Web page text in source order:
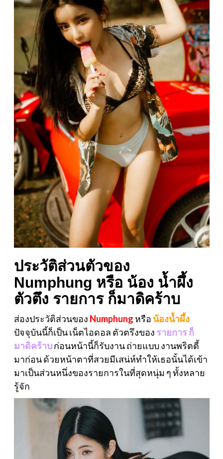
ประวัติส่วนตัวของ
Numphung หรือ น้อง น้ำผึ้ง
ตัวตึง รายการ ก็มาดิคร้าบ
ส่องประวัติส่วนของ Numphung หรือ น้องน้ำผึ้ง
ปัจจุบันนี้ก็เป็น เน็ตไอดอล ตัวตรึงของ รายการ ก็
มาดิคร้าบก่อนหน้านี้ก็รับงาน ถ่ายแบบ งานพริตตี้
มาก่อน ด้วยหน้าตาที่สวยมีเสน่ห์ทำให้เธอนั้นได้เข้า
มาเป็นส่วนหนึ่งของรายการในที่สุดหนุ่ม ๆ ทั้งหลาย
รู้จัก